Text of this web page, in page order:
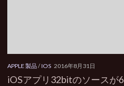
APPLE 製品/IOS 2016年8月31日
iOSアプリ32bitのソースが